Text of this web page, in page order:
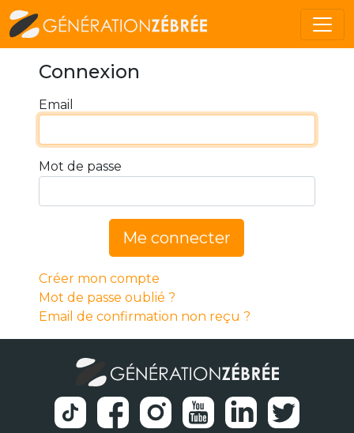
Connexion
Email
Mot de passe
Me connecter
Créer mon compte
Mot de passe oublié ?
Email de confirmation non reçu ?